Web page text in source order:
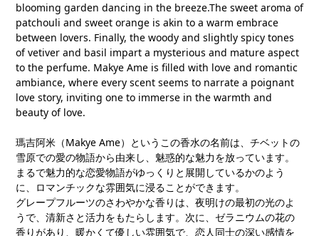
blooming garden dancing in the breeze.The sweet aroma of
patchouli and sweet orange is akin to a warm embrace
between lovers. Finally, the woody and slightly spicy tones
of vetiver and basil impart a mysterious and mature aspect
to the perfume. Makye Ame is filled with love and romantic
ambiance, where every scent seems to narrate a poignant
love story, inviting one to immerse in the warmth and
beauty of love.
瑪吉阿米（Makye Ame）というこの香水の名前は、チベットの
雪原での愛の物語から由来し、魅惑的な魅力を放っています。
まるで魅力的な恋愛物語がゆっくりと展開しているかのよう
に、ロマンチックな雰囲気に浸ることができます。
グレープフルーツのさわやかな香りは、夜明けの最初の光のよ
うで、清新さと活力をもたらします。次に、ゼラニウムの花の
香りがあり、暖かくて優しい雰囲気で、恋人同士の深い感情を